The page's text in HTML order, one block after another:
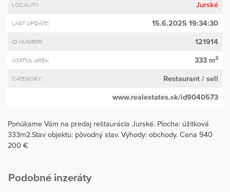
LOCALITY: Jurské
LAST UPDATE: 15.6.2025 19:34:30
ID NUMBER: 121914
USEFUL AREA 333 m2
CATEGORY: Restaurant / sell
www.realestates.sk/id9040573
Ponúkame Vám na predaj reštaurácia Jurské. Plocha: úžitková
333m2.Stav objektu: pôvodný stav. Výhody: obchody. Cena 940
200 €
Podobné inzeráty